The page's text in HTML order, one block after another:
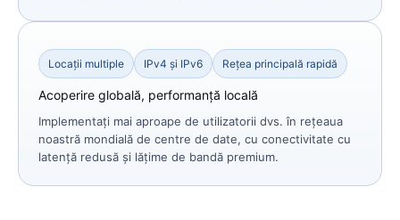
Locații multiple IPv4 și IPv6 Rețea principală rapidă
Acoperire globală, performanță locală
Implementați mai aproape de utilizatorii dvs. în rețeaua
noastră mondială de centre de date, cu conectivitate cu
latență redusă și lățime de bandă premium.